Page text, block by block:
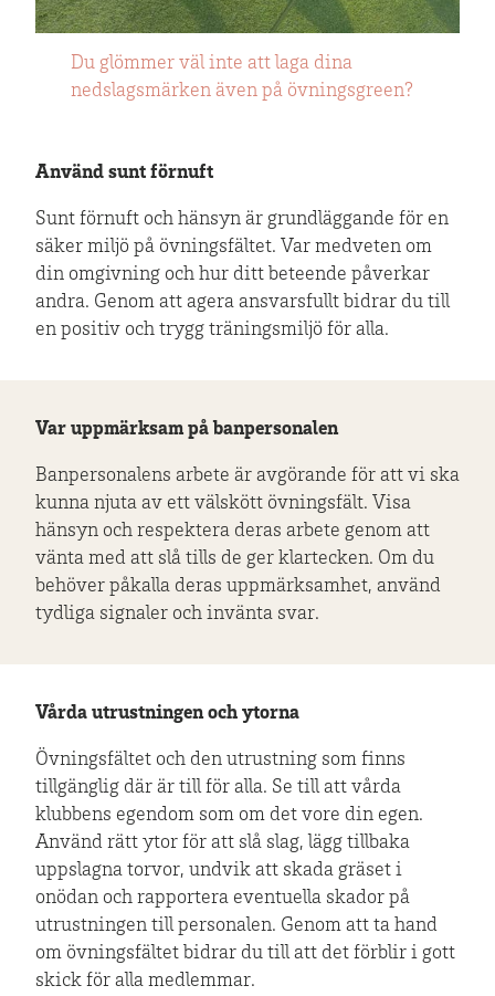
Du glömmer väl inte att laga dina
nedslagsmärken även på övningsgreen?
Använd sunt förnuft
Sunt förnuft och hänsyn är grundläggande för en
säker miljö på övningsfältet. Var medveten om
din omgivning och hur ditt beteende påverkar
andra. Genom att agera ansvarsfullt bidrar du till
en positiv och trygg träningsmiljö för alla.
Var uppmärksam på banpersonalen
Banpersonalens arbete är avgörande för att vi ska
kunna njuta av ett välskött övningsfält. Visa
hänsyn och respektera deras arbete genom att
vänta med att slå tills de ger klartecken. Om du
behöver påkalla deras uppmärksamhet, använd
tydliga signaler och invänta svar.
Vårda utrustningen och ytorna
Övningsfältet och den utrustning som finns
tillgänglig där är till för alla. Se till att vårda
klubbens egendom som om det vore din egen.
Använd rätt ytor för att slå slag, lägg tillbaka
uppslagna torvor, undvik att skada gräset i
onödan och rapportera eventuella skador på
utrustningen till personalen. Genom att ta hand
om övningsfältet bidrar du till att det förblir i gott
skick för alla medlemmar.